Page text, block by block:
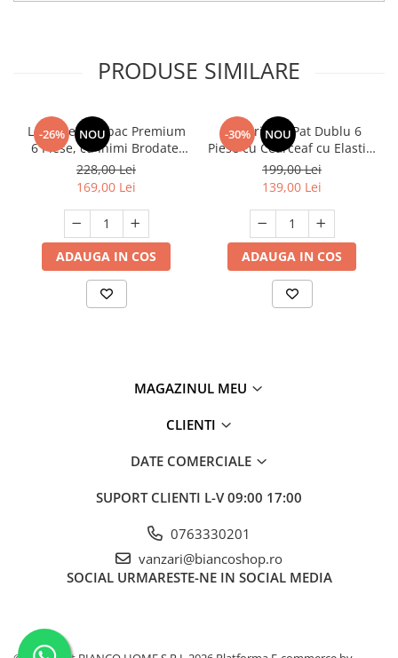
PRODUSE SIMILARE
-26% NOU
Lenjerie Bumbac Premium
6 Piese, cu Inimi Brodate,
Turcoaz
228,00 Lei
169,00 Lei
ADAUGA IN COS
-30% NOU
Lenjerie de Pat Dublu 6
Piese cu Cearceaf cu Elastic,
Bumbac Finet Premium
199,00 Lei
139,00 Lei
ADAUGA IN COS
MAGAZINUL MEU
CLIENTI
DATE COMERCIALE
SUPORT CLIENTI L-V 09:00 17:00
0763330201
vanzari@biancoshop.ro
SOCIAL URMARESTE-NE IN SOCIAL MEDIA